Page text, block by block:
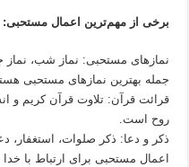
برخی از مهم‌ترین اعمال مستحبی:
نمازهای مستحبی: نماز شب، نماز
جمله بهترین نمازهای مستحبی
قرائت قرآن: تلاوت قرآن کریم و
روح است.
ذکر و دعا: ذکر صلوات، استغفار،
اعمال مستحبی برای ارتباط با